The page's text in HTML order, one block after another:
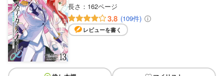
長さ： 162ページ
3.8 (109件)
レビューを書く